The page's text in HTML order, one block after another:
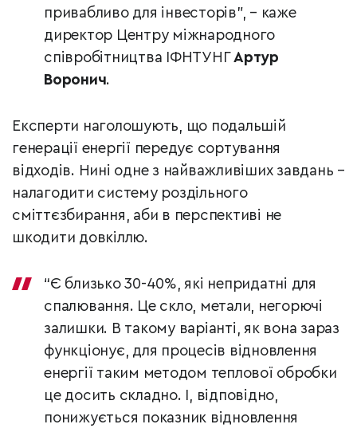
привабливо для інвесторів”, – каже
директор Центру міжнародного
співробітництва ІФНТУНГАртур
Воронич.
Експерти наголошують, що подальшій
генерації енергії передує сортування
відходів. Нині одне з найважливіших завдань –
налагодити систему роздільного
сміттєзбирання, аби в перспективі не
шкодити довкіллю.
“Є близько 30-40%, які непридатні для
спалювання. Це скло, метали, негорючі
залишки. В такому варіанті, як вона зараз
функціонує, для процесів відновлення
енергії таким методом теплової обробки
це досить складно. І, відповідно,
понижується показник відновлення